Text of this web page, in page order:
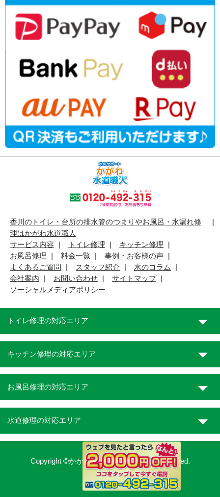
香川のトイレ・台所の排水管のつまりやお風呂・水漏れ修
理はかがわ水道職人
サービス内容
トイレ修理
キッチン修理
お風呂修理
料金一覧
事例・お客様の声
よくあるご質問
スタッフ紹介
水のコラム
会社案内
お問い合わせ
サイトマップ
ソーシャルメディアポリシー
トイレ修理の対応エリア
キッチン修理の対応エリア
お風呂修理の対応エリア
水道修理の対応エリア
Copyright ©かがわ水道職人. All Rights Reserved.